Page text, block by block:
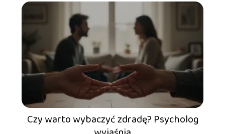
Czy warto wybaczyć zdradę? Psycholog